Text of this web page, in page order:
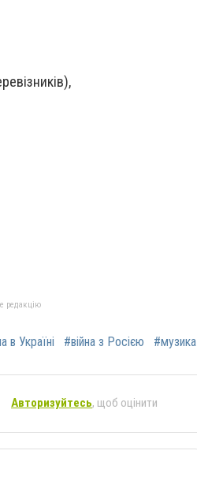
редакцію
в Україні #війна з Росією #музика
Авторизуйтесь, щоб оцінити